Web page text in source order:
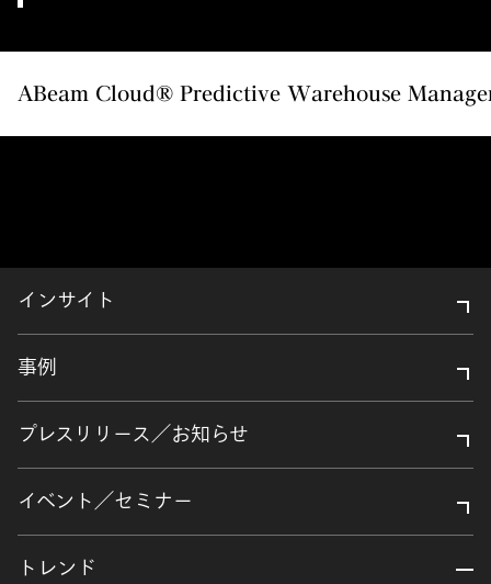
ABeam Cloud® Predictive Warehouse
インサイト
事例
プレスリリース／お知らせ
イベント／セミナー
トレンド